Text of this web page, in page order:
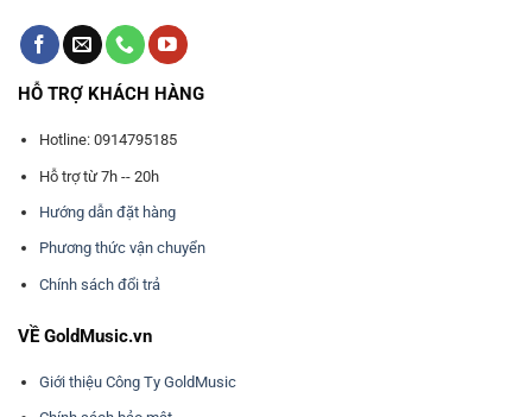
HỖ TRỢ KHÁCH HÀNG
Hotline: 0914795185
Hỗ trợ từ 7h -- 20h
Hướng dẫn đặt hàng
Phương thức vận chuyển
Chính sách đổi trả
VỀ GoldMusic.vn
Giới thiệu Công Ty GoldMusic